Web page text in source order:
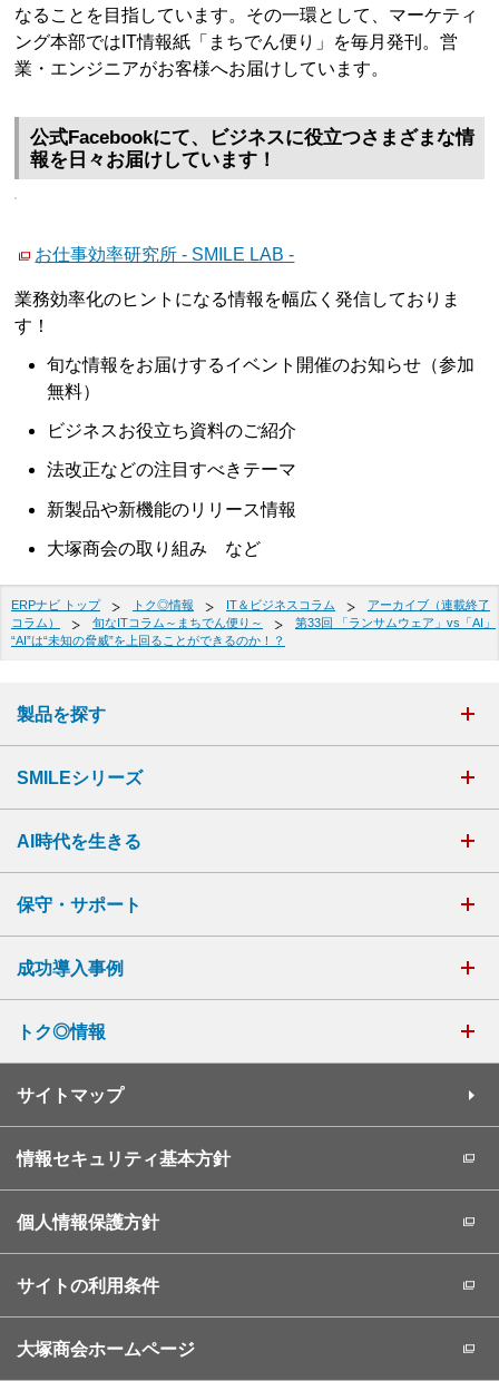
なることを目指しています。その一環として、マーケティ
ング本部ではIT情報紙「まちでん便り」を毎月発刊。営
業・エンジニアがお客様へお届けしています。
公式Facebookにて、ビジネスに役立つさまざまな情
報を日々お届けしています！
お仕事効率研究所 - SMILE LAB -
業務効率化のヒントになる情報を幅広く発信しておりま
す！
旬な情報をお届けするイベント開催のお知らせ（参加
無料）
ビジネスお役立ち資料のご紹介
法改正などの注目すべきテーマ
新製品や新機能のリリース情報
大塚商会の取り組み など
ERPナビ トップ トク◎情報 IT＆ビジネスコラム
アーカイブ（連載終了
コラム）
旬なITコラム～まちでん便り～
第33回 「ランサムウェア」vs「AI」
“AI”は“未知の脅威”を上回ることができるのか！？
製品を探す
SMILEシリーズ
AI時代を生きる
保守・サポート
成功導入事例
トク◎情報
サイトマップ
情報セキュリティ基本方針
個人情報保護方針
サイトの利用条件
大塚商会ホームページ